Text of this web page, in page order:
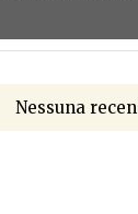
Nessuna